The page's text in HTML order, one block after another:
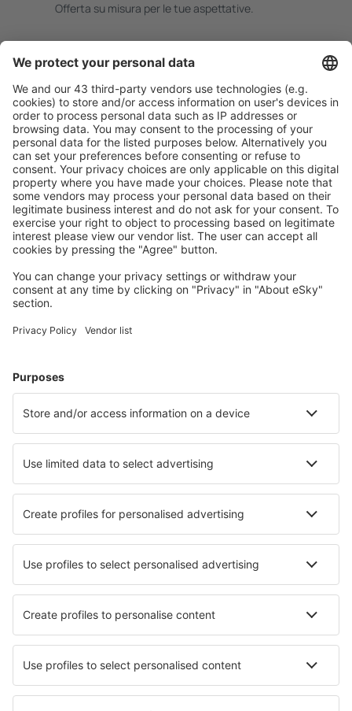
Offerta su misura per le tue aspettative.
Pianifica in sicurezza
cancellazione gratuita.
Risparmia di più
Prezzi attraenti e offerte speciali per gli utenti registrati.
L’alloggio che ti piace
Scegli tra oltre 1,3 milioni di strutture: hotel, lodge,
appartamenti e altri.
Gli hotel più ricercati dagli utenti eSky
Hotel in Albania - Città popolari
Hotel in Golem Hotel in Sarande Hotel in Shengjin
Hotel in Kavaje
I migliori hotel - città
Hotel in Ageo Hotel in Dombasle-sur-Meurthe
Hotel in Mount Forest Hotel in Scandriglia
Hotel in Playa De Las Meloneras
Hotel in Schondorf am Ammersee